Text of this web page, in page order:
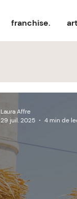
franchise.
Laura Affre
29 juil. 2025
4 min de